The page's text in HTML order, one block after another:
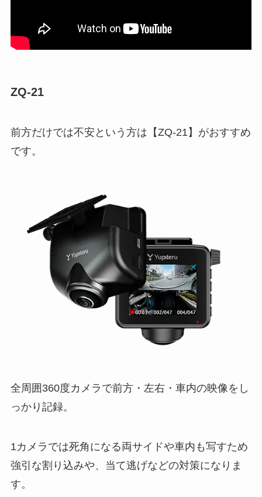
ZQ-21
前方だけでは不安という方は【ZQ-21】がおすすめ
です。
全周囲360度カメラで前方・左右・車内の映像をし
っかり記録。
1カメラでは死角になる両サイドや車内も写すため
強引な割り込みや、当て逃げなどの対策になりま
す。